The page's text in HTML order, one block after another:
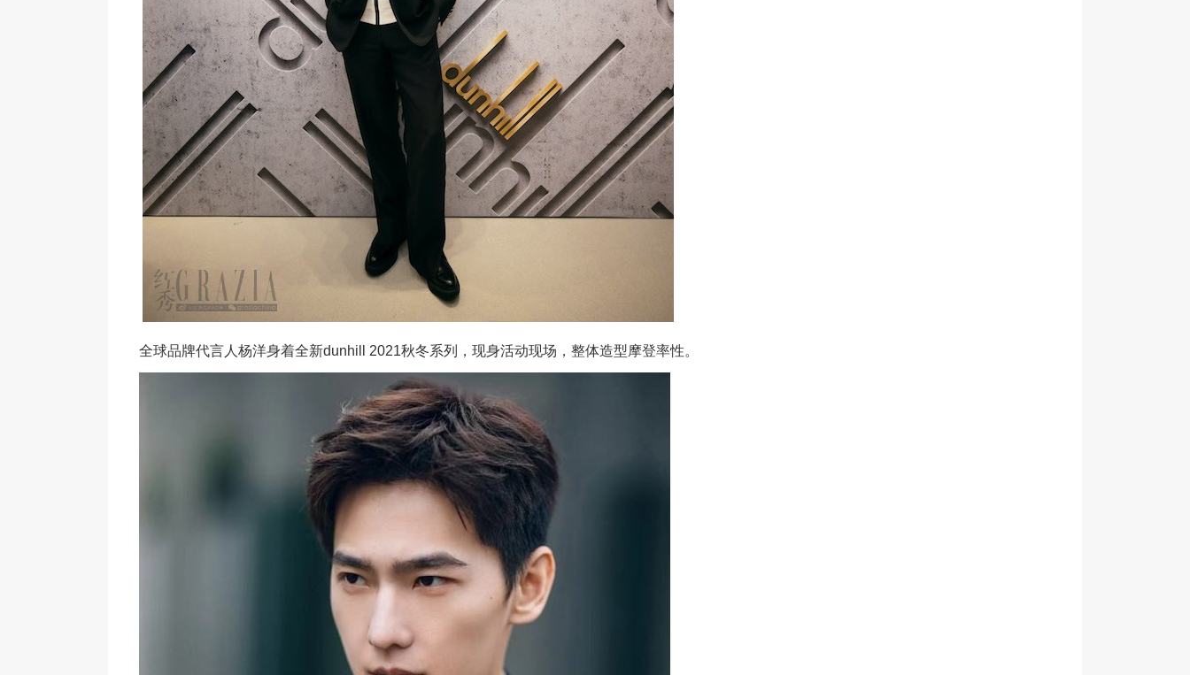
全球品牌代言人杨洋身着全新dunhill 2021秋冬系列，现身活动现场，整体造型摩登率性。